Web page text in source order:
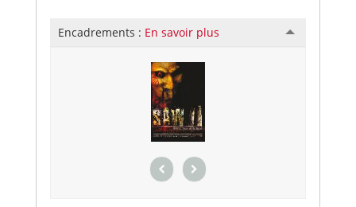
Encadrements : En savoir plus